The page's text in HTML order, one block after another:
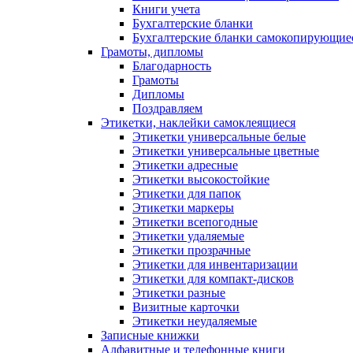
Книги учета
Бухгалтерские бланки
Бухгалтерские бланки
Грамоты, дипломы
Благодарность
Грамоты
Дипломы
Поздравляем
Этикетки, наклейки самоклеящиеся
Этикетки универсальные белые
Этикетки универсальные цветные
Этикетки адресные
Этикетки высокостойкие
Этикетки для папок
Этикетки маркеры
Этикетки всепогодные
Этикетки удаляемые
Этикетки прозрачные
Этикетки для инвентаризации
Этикетки для компакт-дисков
Этикетки разные
Визитные карточки
Этикетки неудаляемые
Записные книжки
Алфавитные и телефонные книги